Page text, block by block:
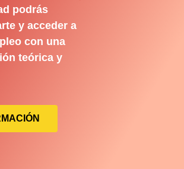
podrás
y acceder a
con una
teórica y